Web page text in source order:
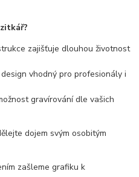
zajišťuje dlouhou životnost
vhodný pro profesionály i
gravírování dle vašich
dojem svým osobitým
zašleme grafiku k